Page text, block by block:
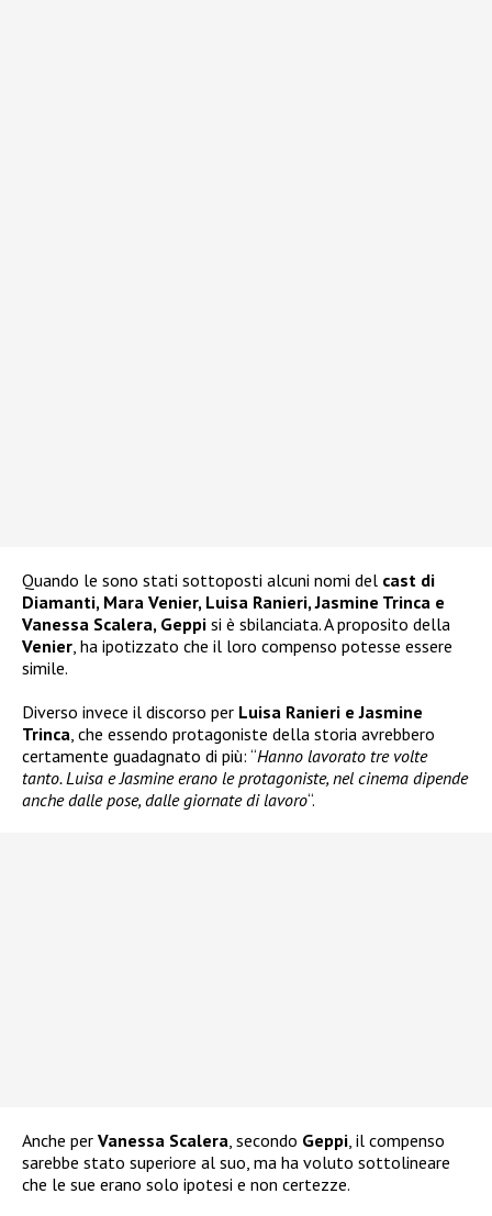
Quando le sono stati sottoposti alcuni nomi del cast di
Diamanti, Mara Venier, Luisa Ranieri, Jasmine Trinca e
Vanessa Scalera, Geppi si è sbilanciata. A proposito della
Venier , ha ipotizzato che il loro compenso potesse essere
simile.
Diverso invece il discorso per Luisa Ranieri e Jasmine
Trinca , che essendo protagoniste della storia avrebbero
certamente guadagnato di più: “Hanno lavorato tre volte
tanto. Luisa e Jasmine erano le protagoniste, nel cinema dipende
anche dalle pose, dalle giornate di lavoro“.
Anche per Vanessa Scalera , secondo Geppi , il compenso
sarebbe stato superiore al suo, ma ha voluto sottolineare
che le sue erano solo ipotesi e non certezze.